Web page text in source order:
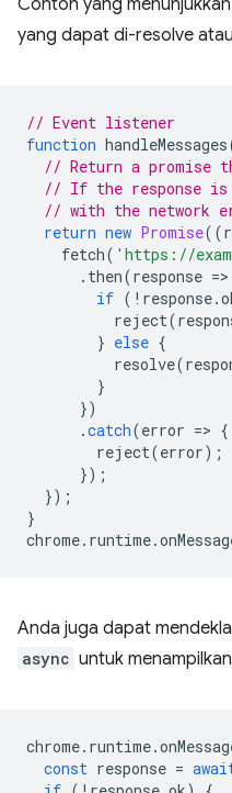
Contoh yang
yang dapat di-resolve
// Event listener
function handleMessages
// Return a promise
// If the response
// with the network
return new Promise((
fetch( 'https://
. then(response =>
if ( ! response.
reject(
} else {
resolve(
}
})
.catch(error => {
reject(error);
});
});
}
chrome. runtime.
Anda juga dapat
async untuk
chrome. runtime.
const response =